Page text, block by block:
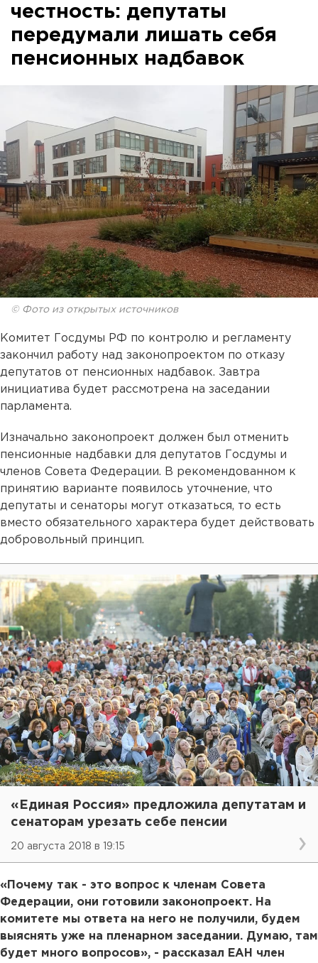
честность: депутаты
передумали лишать себя
пенсионных надбавок
© Фото из открытых источников
Комитет Госдумы РФ по контролю и регламенту
закончил работу над законопроектом по отказу
депутатов от пенсионных надбавок. Завтра
инициатива будет рассмотрена на заседании
парламента.
Изначально законопроект должен был отменить
пенсионные надбавки для депутатов Госдумы и
членов Совета Федерации. В рекомендованном к
принятию варианте появилось уточнение, что
депутаты и сенаторы могут отказаться, то есть
вместо обязательного характера будет действовать
добровольный принцип.
«Единая Россия» предложила депутатам и
сенаторам урезать себе пенсии
20 августа 2018 в 19:15
«Почему так - это вопрос к членам Совета
Федерации, они готовили законопроект. На
комитете мы ответа на него не получили, будем
выяснять уже на пленарном заседании. Думаю, там
будет много вопросов», - рассказал ЕАН член